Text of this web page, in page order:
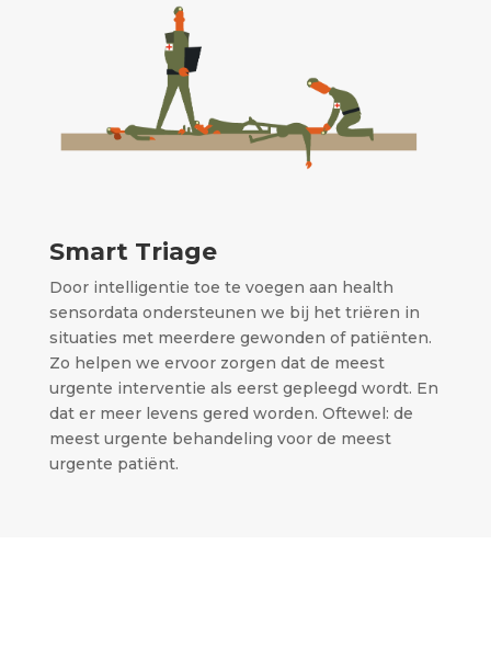
Smart Triage
Door intelligentie toe te voegen aan health
sensordata ondersteunen we bij het triëren in
situaties met meerdere gewonden of patiënten.
Zo helpen we ervoor zorgen dat de meest
urgente interventie als eerst gepleegd wordt. En
dat er meer levens gered worden. Oftewel: de
meest urgente behandeling voor de meest
urgente patiënt.